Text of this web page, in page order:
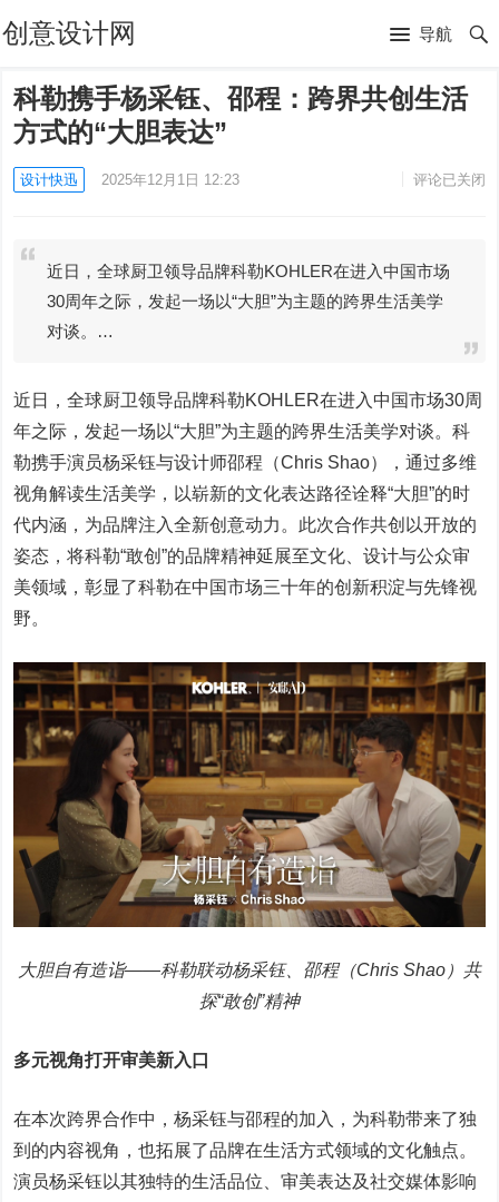
创意设计网 导航
科勒携手杨采钰、邵程：跨界共创生活
方式的“大胆表达”
设计快迅 2025年12月1日 12:23 评论已关闭
近日，全球厨卫领导品牌科勒KOHLER在进入中国市场
30周年之际，发起一场以“大胆”为主题的跨界生活美学
对谈。…
近日，全球厨卫领导品牌科勒KOHLER在进入中国市场30周
年之际，发起一场以“大胆”为主题的跨界生活美学对谈。科
勒携手演员杨采钰与设计师邵程（Chris Shao），通过多维
视角解读生活美学，以崭新的文化表达路径诠释“大胆”的时
代内涵，为品牌注入全新创意动力。此次合作共创以开放的
姿态，将科勒“敢创”的品牌精神延展至文化、设计与公众审
美领域，彰显了科勒在中国市场三十年的创新积淀与先锋视
野。
大胆自有造诣——科勒联动杨采钰、邵程（Chris Shao）共
探“敢创”精神
多元视角打开审美新入口
在本次跨界合作中，杨采钰与邵程的加入，为科勒带来了独
到的内容视角，也拓展了品牌在生活方式领域的文化触点。
演员杨采钰以其独特的生活品位、审美表达及社交媒体影响